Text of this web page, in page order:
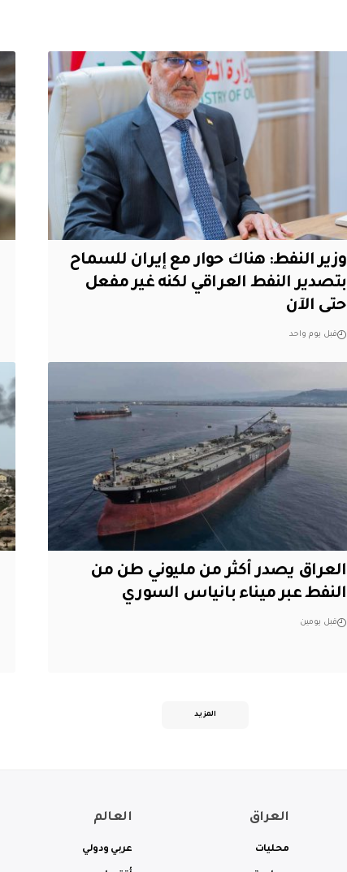
وزير النفط: هناك حوار مع إيران للسماح
بتصدير النفط العراقي لكنه غير مفعل
حتى الآن
قبل يوم واحد
العراق يصدر أكثر من مليوني طن من
النفط عبر ميناء بانياس السوري
قبل يومين
المزيد
العراق
محليات
العالم
عربي ودولي